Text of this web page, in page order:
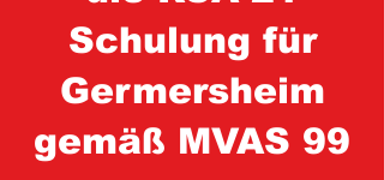
Schulung für
Germersheim
gemäß MVAS 99